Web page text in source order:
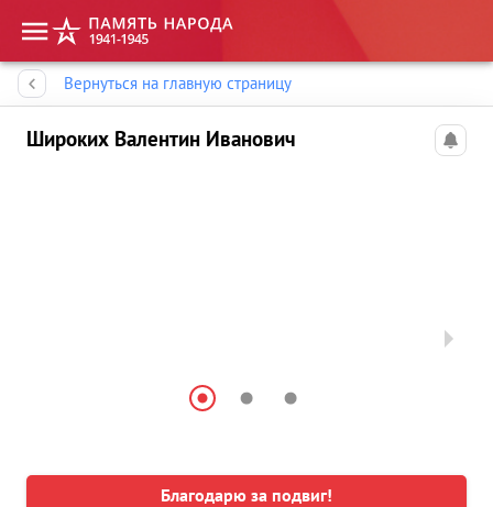
Вернуться на главную страницу
Широких Валентин Иванович
Благодарю за подвиг!
Память народа